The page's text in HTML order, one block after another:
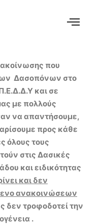
που
Δασοπόνων στο
και σε
με πολλούς
να απαντήσουμε,
προς κάθε
όλους τους
στις Δασικές
και ειδικότητας
και δεν
ανακοινώσεων
δεν τροφοδοτεί την
.